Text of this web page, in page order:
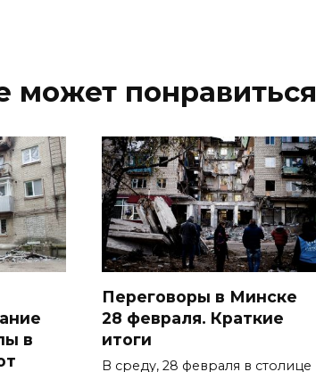
может понравиться
в
Переговоры в Минске
28 февраля. Краткие
итоги
В среду, 28 февраля в столице